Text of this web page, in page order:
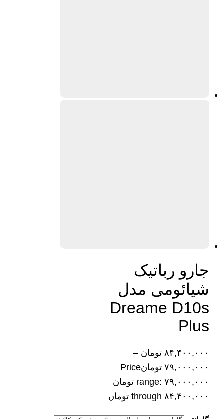
جارو رباتیک
شیائومی مدل
Dreame D10s
Plus
۸۴,۴۰۰,۰۰۰ تومان –
۷۹,۰۰۰,۰۰۰ تومانPrice
range: ۷۹,۰۰۰,۰۰۰ تومان
through ۸۴,۴۰۰,۰۰۰ تومان